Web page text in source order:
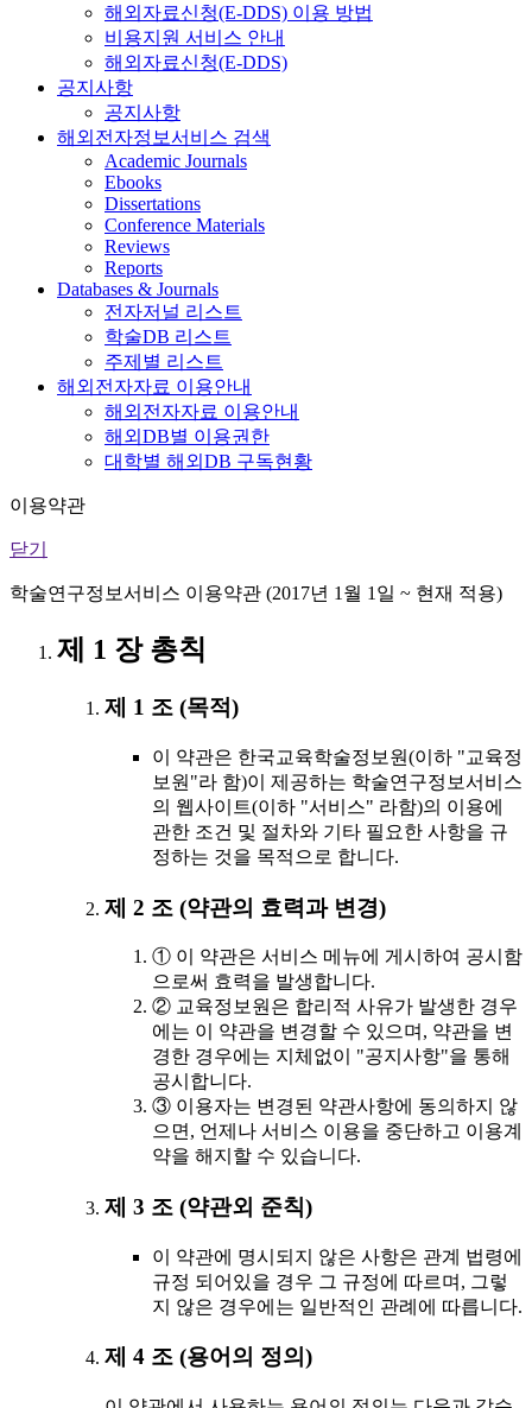
해외자료신청(E-DDS) 이용 방법
비용지원 서비스 안내
해외자료신청(E-DDS)
공지사항
공지사항
해외전자정보서비스 검색
Academic Journals
Ebooks
Dissertations
Conference Materials
Reviews
Reports
Databases & Journals
전자저널 리스트
학술DB 리스트
주제별 리스트
해외전자자료 이용안내
해외전자자료 이용안내
해외DB별 이용권한
대학별 해외DB 구독현황
이용약관
닫기
학술연구정보서비스 이용약관 (2017년 1월 1일 ~ 현재 적용)
제 1 장 총칙
제 1 조 (목적)
이 약관은 한국교육학술정보원(이하 "교육정
보원"라 함)이 제공하는 학술연구정보서비스
의 웹사이트(이하 "서비스" 라함)의 이용에
관한 조건 및 절차와 기타 필요한 사항을 규
정하는 것을 목적으로 합니다.
제 2 조 (약관의 효력과 변경)
① 이 약관은 서비스 메뉴에 게시하여 공시함
으로써 효력을 발생합니다.
② 교육정보원은 합리적 사유가 발생한 경우
에는 이 약관을 변경할 수 있으며, 약관을 변
경한 경우에는 지체없이 "공지사항"을 통해
공시합니다.
③ 이용자는 변경된 약관사항에 동의하지 않
으면, 언제나 서비스 이용을 중단하고 이용계
약을 해지할 수 있습니다.
제 3 조 (약관외 준칙)
이 약관에 명시되지 않은 사항은 관계 법령에
규정 되어있을 경우 그 규정에 따르며, 그렇
지 않은 경우에는 일반적인 관례에 따릅니다.
제 4 조 (용어의 정의)